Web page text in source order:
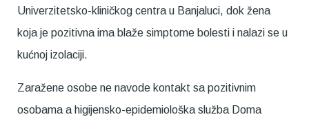
Univerzitetsko-kliničkog centra u Banjaluci, dok žena
koja je pozitivna ima blaže simptome bolesti i nalazi se u
kućnoj izolaciji.
Zaražene osobe ne navode kontakt sa pozitivnim
osobama a higijensko-epidemiološka služba Doma